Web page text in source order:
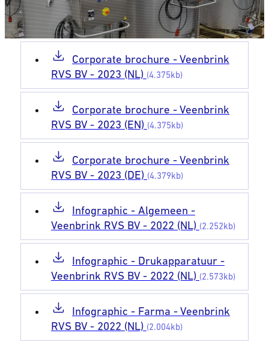
Corporate brochure - Veenbrink
RVS BV - 2023 (NL) (4.375kb)
Corporate brochure - Veenbrink
RVS BV - 2023 (EN) (4.375kb)
Corporate brochure - Veenbrink
RVS BV - 2023 (DE) (4.379kb)
Infographic - Algemeen -
Veenbrink RVS BV - 2022 (NL) (2.252kb)
Infographic - Drukapparatuur -
Veenbrink RVS BV - 2022 (NL) (2.573kb)
Infographic - Farma - Veenbrink
RVS BV - 2022 (NL) (2.004kb)